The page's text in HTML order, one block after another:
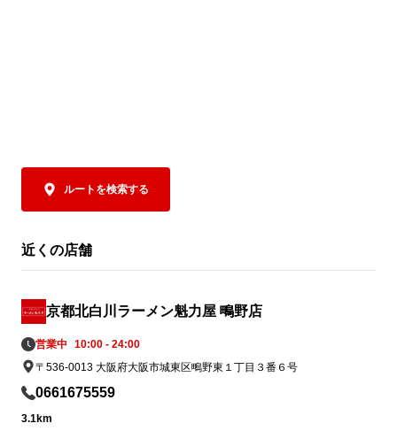
ルートを検索する
近くの店舗
京都北白川ラーメン魁力屋 鴫野店
営業中
10:00 - 24:00
〒536-0013 大阪府大阪市城東区鴫野東１丁目３番６号
0661675559
3.1km